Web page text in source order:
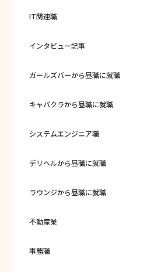
IT関連職
インタビュー記事
ガールズバーから昼職に就職
キャバクラから昼職に就職
システムエンジニア職
デリヘルから昼職に就職
ラウンジから昼職に就職
不動産業
事務職